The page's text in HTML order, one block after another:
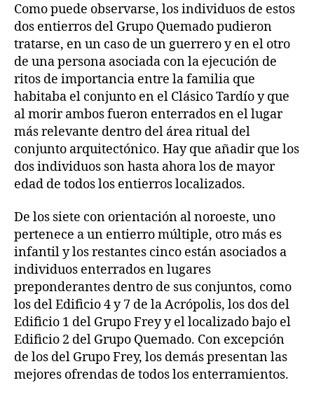
Como puede observarse, los individuos de estos
dos entierros del Grupo Quemado pudieron
tratarse, en un caso de un guerrero y en el otro
de una persona asociada con la ejecución de
ritos de importancia entre la familia que
habitaba el conjunto en el Clásico Tardío y que
al morir ambos fueron enterrados en el lugar
más relevante dentro del área ritual del
conjunto arquitectónico. Hay que añadir que los
dos individuos son hasta ahora los de mayor
edad de todos los entierros localizados.
De los siete con orientación al noroeste, uno
pertenece a un entierro múltiple, otro más es
infantil y los restantes cinco están asociados a
individuos enterrados en lugares
preponderantes dentro de sus conjuntos, como
los del Edificio 4 y 7 de la Acrópolis, los dos del
Edificio 1 del Grupo Frey y el localizado bajo el
Edificio 2 del Grupo Quemado. Con excepción
de los del Grupo Frey, los demás presentan las
mejores ofrendas de todos los enterramientos.